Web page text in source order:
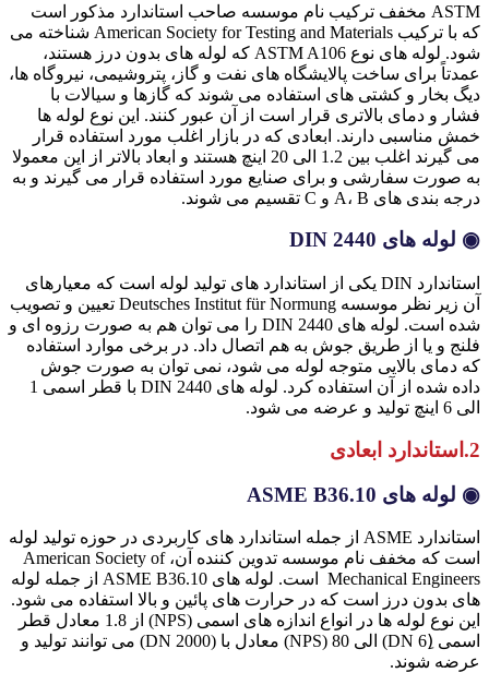
ASTM مخفف ترکیب نام موسسه صاحب استاندارد مذکور است
که با ترکیب American Society for Testing and Materials شناخته می
شود. لوله های نوع ASTM A106 که لوله های بدون درز هستند،
عمدتاً برای ساخت پالایشگاه های نفت و گاز، پتروشیمی، نیروگاه ها،
دیگ بخار و کشتی های استفاده می شوند که گازها و سیالات با
فشار و دمای بالاتری قرار است از آن عبور کنند. این نوع لوله ها
خمش مناسبی دارند. ابعادی که در بازار اغلب مورد استفاده قرار
می گیرند اغلب بین 1.2 الی 20 اینچ هستند و ابعاد بالاتر از این معمولا
به صورت سفارشی و برای صنایع مورد استفاده قرار می گیرند و به
درجه بندی های A، B و C تقسیم می شوند.
◉ لوله های DIN 2440
استاندارد DIN یکی از استاندارد های تولید لوله است که معیارهای
آن زیر نظر موسسه Deutsches Institut für Normung تعیین و تصویب
شده است. لوله های DIN 2440 را می توان هم به صورت رزوه ای و
فلنج و یا از طریق جوش به هم اتصال داد. در برخی موارد استفاده
که دمای بالایی متوجه لوله می شود، نمی توان به صورت جوش
داده شده از آن استفاده کرد. لوله های DIN 2440 با قطر اسمی 1
الی 6 اینچ تولید و عرضه می شود.
2.استاندارد ابعادی
◉ لوله های ASME B36.10
استاندارد ASME از جمله استاندارد های کاربردی در حوزه تولید لوله
است که مخفف نام موسسه تدوین کننده آن، American Society of
Mechanical Engineers است. لوله های ASME B36.10 از جمله لوله
های بدون درز است که در حرارت های پائین و بالا استفاده می شود.
این نوع لوله ها در انواع اندازه های اسمی (NPS) از 1.8 معادل قطر
اسمی (ِDN 6) الی 80 (NPS) معادل با (DN 2000) می توانند تولید و
عرضه شوند.